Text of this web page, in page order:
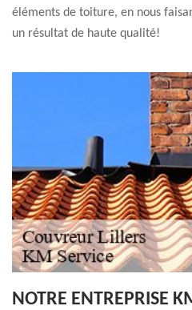
éléments de toiture, en nous
un résultat de haute qualité!
NOTRE ENTREPRISE